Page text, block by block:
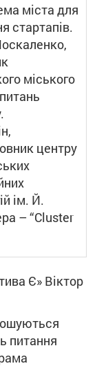
міста для
стартапів.
міського
центру
ім. Й.
– “Сluster
Є» Віктор
питання